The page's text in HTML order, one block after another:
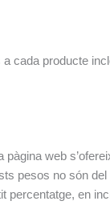
cada producte
pàgina web
pesos no són
percentatge, en